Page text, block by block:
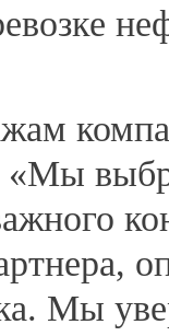
«Мы
Мы